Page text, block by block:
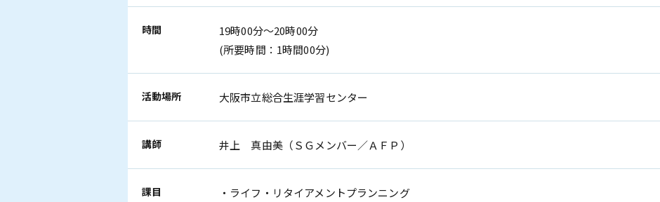
時間
19時00分～20時00分
(所要時間：1時間00分)
活動場所 大阪市立総合生涯学習センター
講師 井上 真由美（ＳＧメンバー／ＡＦＰ）
課目 ・ライフ・リタイアメントプランニング